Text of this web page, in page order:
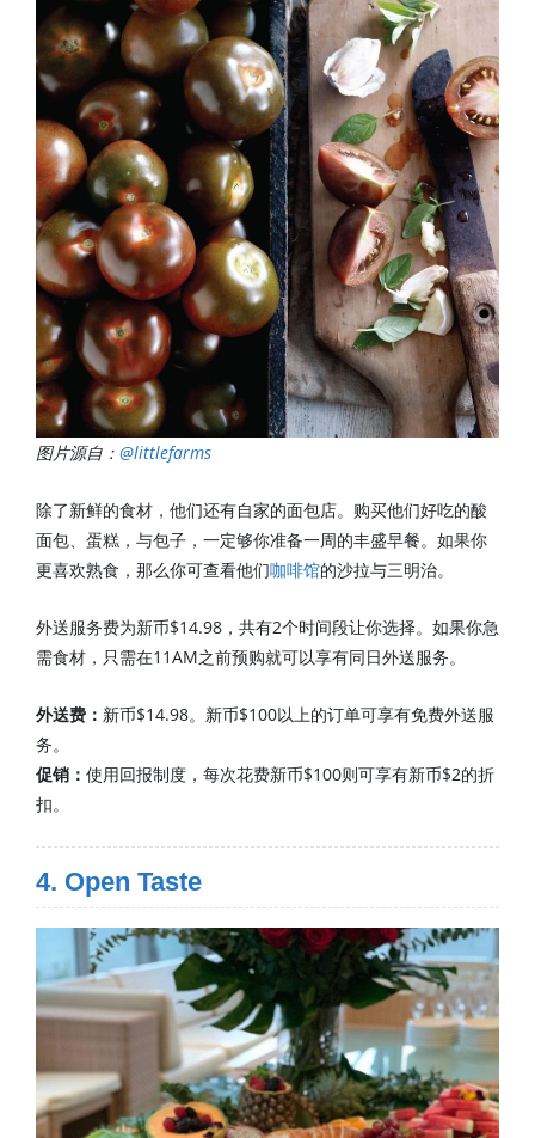
图片源自： @littlefarms
除了新鲜的食材，他们还有自家的面包店。购买他们好吃的酸
面包、蛋糕，与包子，一定够你准备一周的丰盛早餐。如果你
更喜欢熟食，那么你可查看他们咖啡馆的沙拉与三明治。
外送服务费为新币$14.98，共有2个时间段让你选择。如果你急
需食材，只需在11AM之前预购就可以享有同日外送服务。
外送费： 新币$14.98。新币$100以上的订单可享有免费外送服
务。
促销： 使用回报制度，每次花费新币$100则可享有新币$2的折
扣。
4. Open Taste